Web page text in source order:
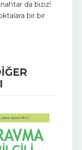
da biziz!
bir bir